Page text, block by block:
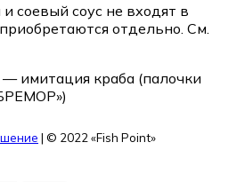
соевый соус не входят в
отдельно. См.
имитация краба (палочки
| © 2022 «Fish Point»